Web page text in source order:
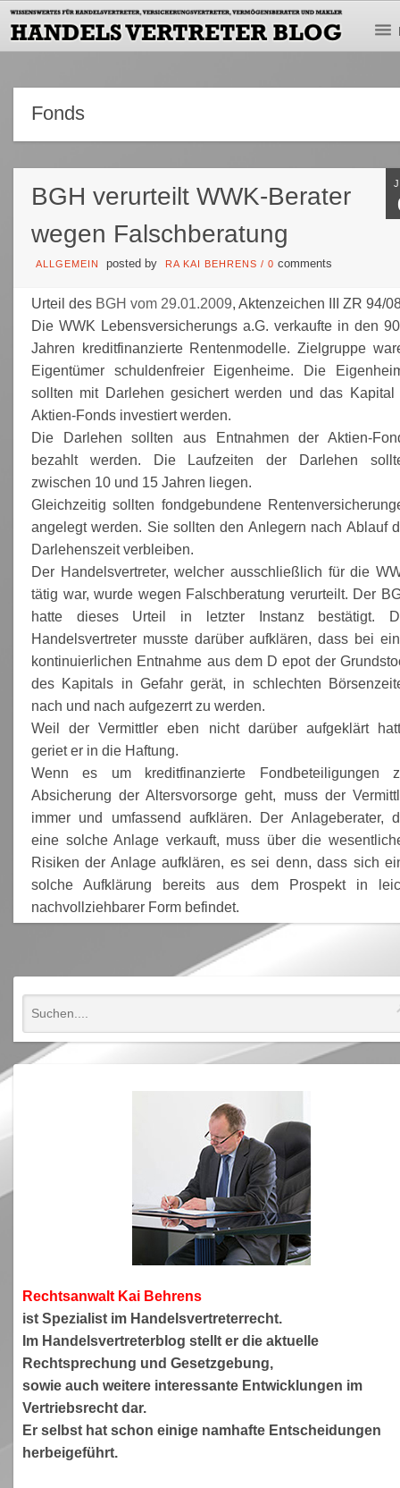
Fonds
BGH verurteilt WWK-Berater
wegen Falschberatung
ALLGEMEIN posted by RA KAI BEHRENS / 0 comments
Urteil des BGH vom 29.01.2009, Aktenzeichen III ZR 94/
Die WWK Lebensversicherungs a.G. verkaufte in den
Jahren kreditfinanzierte Rentenmodelle. Zielgruppe
Eigentümer schuldenfreier Eigenheime. Die
sollten mit Darlehen gesichert werden und das Kapital
Aktien-Fonds investiert werden.
Die Darlehen sollten aus Entnahmen der Aktien-
bezahlt werden. Die Laufzeiten der Darlehen
zwischen 10 und 15 Jahren liegen.
Gleichzeitig sollten fondgebundene
angelegt werden. Sie sollten den Anlegern nach Ablauf
Darlehenszeit verbleiben.
Der Handelsvertreter, welcher ausschließlich für die
tätig war, wurde wegen Falschberatung verurteilt. Der
hatte dieses Urteil in letzter Instanz bestätigt.
Handelsvertreter musste darüber aufklären, dass bei
kontinuierlichen Entnahme aus dem D epot der
des Kapitals in Gefahr gerät, in schlechten
nach und nach aufgezerrt zu werden.
Weil der Vermittler eben nicht darüber aufgeklärt
geriet er in die Haftung.
Wenn es um kreditfinanzierte Fondbeteiligungen
Absicherung der Altersvorsorge geht, muss der
immer und umfassend aufklären. Der Anlageberater,
eine solche Anlage verkauft, muss über die
Risiken der Anlage aufklären, es sei denn, dass sich
solche Aufklärung bereits aus dem Prospekt in
nachvollziehbarer Form befindet.
Rechtsanwalt Kai Behrens
ist Spezialist im Handelsvertreterrecht.
Im Handelsvertreterblog stellt er die aktuelle
Rechtsprechung und Gesetzgebung,
sowie auch weitere interessante Entwicklungen im
Vertriebsrecht dar.
Er selbst hat schon einige namhafte Entscheidungen
herbeigeführt.